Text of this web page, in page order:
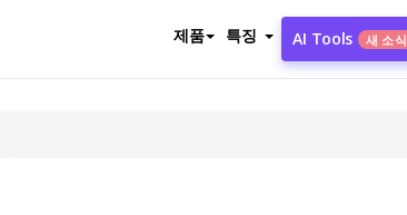
제품 특징 AI Tools 새 소식